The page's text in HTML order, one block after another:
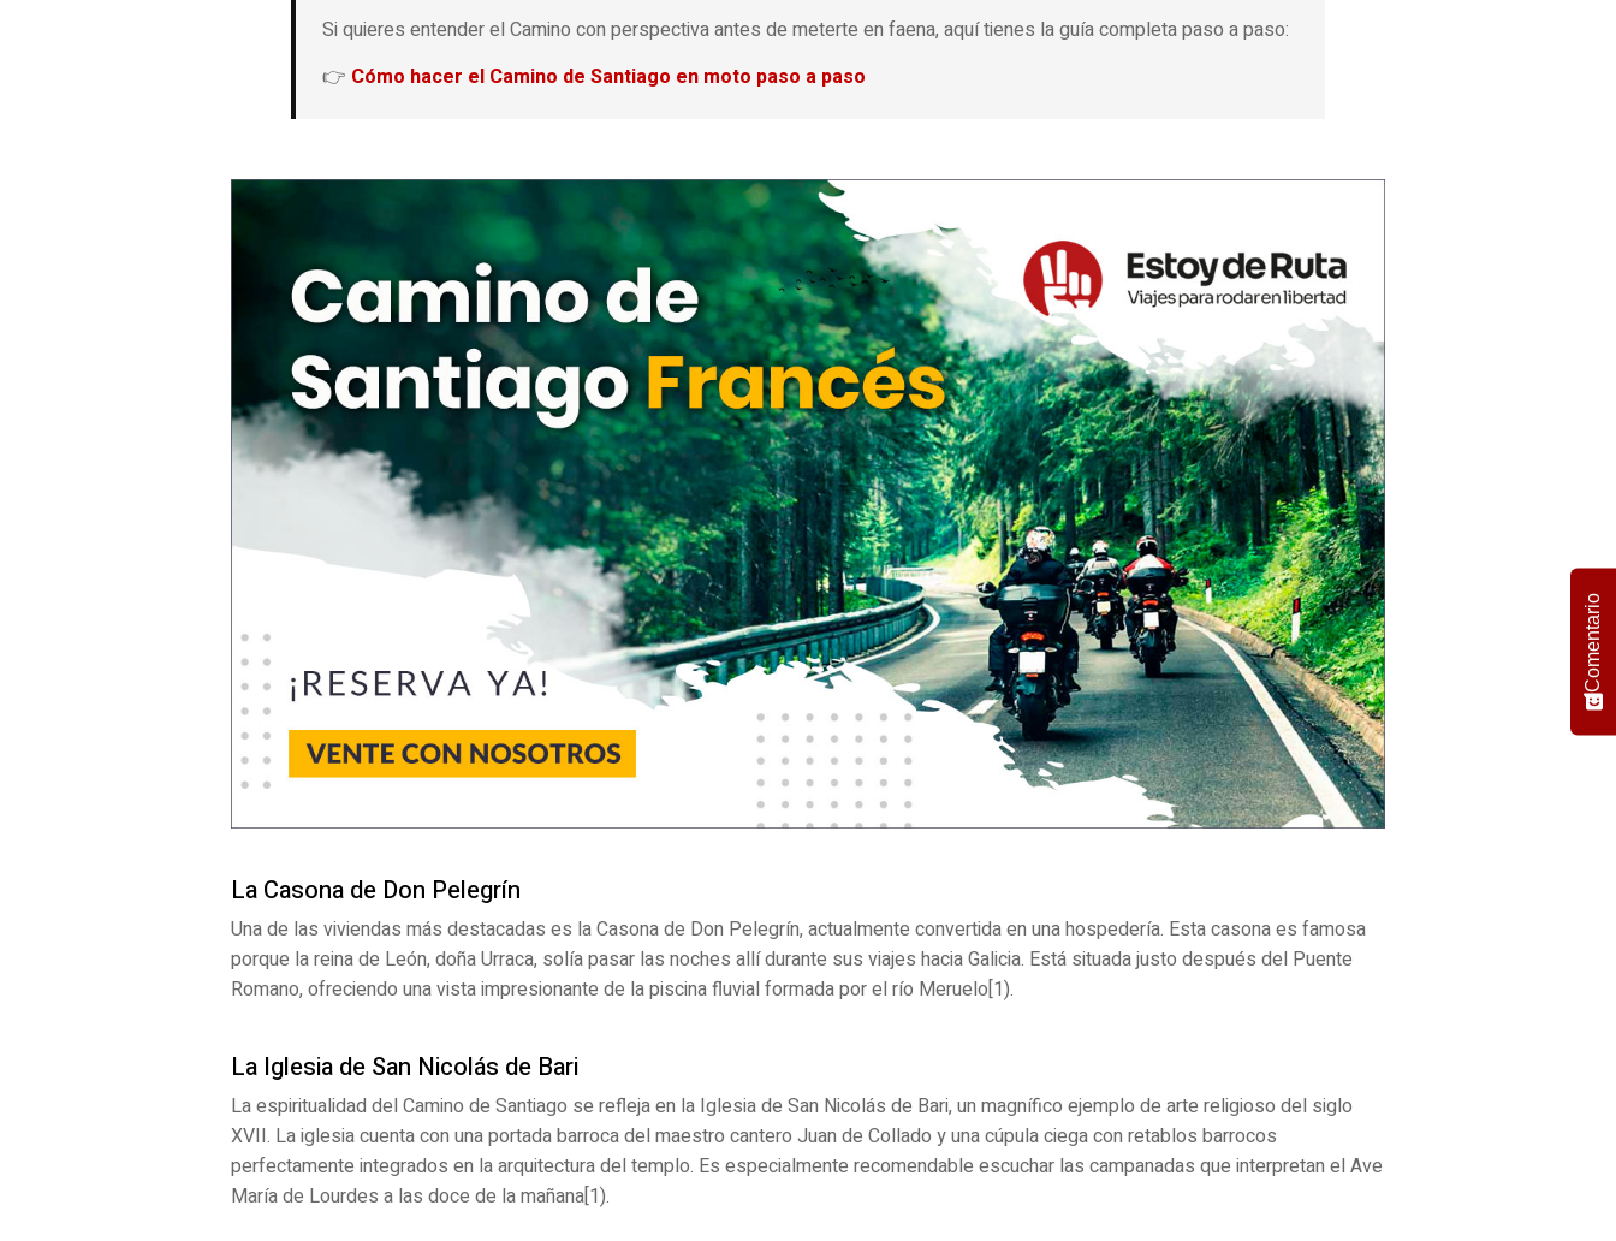
Si quieres entender el Camino con perspectiva antes de meterte en faena, aquí tienes la guía completa paso a paso:
👉 Cómo hacer el Camino de Santiago en moto paso a paso
La Casona de Don Pelegrín
Una de las viviendas más destacadas es la Casona de Don Pelegrín, actualmente convertida en una hospedería. Esta casona es famosa
porque la reina de León, doña Urraca, solía pasar las noches allí durante sus viajes hacia Galicia. Está situada justo después del Puente
Romano, ofreciendo una vista impresionante de la piscina fluvial formada por el río Meruelo[1).
La Iglesia de San Nicolás de Bari
La espiritualidad del Camino de Santiago se refleja en la Iglesia de San Nicolás de Bari, un magnífico ejemplo de arte religioso del siglo
XVII. La iglesia cuenta con una portada barroca del maestro cantero Juan de Collado y una cúpula ciega con retablos barrocos
perfectamente integrados en la arquitectura del templo. Es especialmente recomendable escuchar las campanadas que interpretan el Ave
María de Lourdes a las doce de la mañana[1).
Comentario